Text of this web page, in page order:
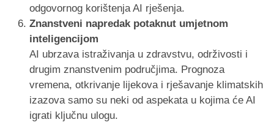
odgovornog korištenja AI rješenja.
Znanstveni napredak potaknut umjetnom
inteligencijom
AI ubrzava istraživanja u zdravstvu, održivosti i
drugim znanstvenim područjima. Prognoza
vremena, otkrivanje lijekova i rješavanje klimatskih
izazova samo su neki od aspekata u kojima će AI
igrati ključnu ulogu.